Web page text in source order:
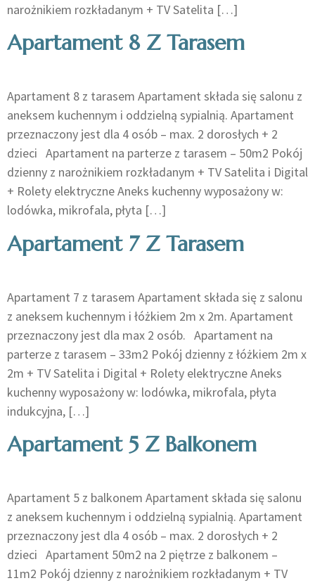
narożnikiem rozkładanym + TV Satelita […]
Apartament 8 Z Tarasem
Apartament 8 z tarasem Apartament składa się salonu z
aneksem kuchennym i oddzielną sypialnią. Apartament
przeznaczony jest dla 4 osób – max. 2 dorosłych + 2
dzieci Apartament na parterze z tarasem – 50m2 Pokój
dzienny z narożnikiem rozkładanym + TV Satelita i Digital
+ Rolety elektryczne Aneks kuchenny wyposażony w:
lodówka, mikrofala, płyta […]
Apartament 7 Z Tarasem
Apartament 7 z tarasem Apartament składa się z salonu
z aneksem kuchennym i łóżkiem 2m x 2m. Apartament
przeznaczony jest dla max 2 osób. Apartament na
parterze z tarasem – 33m2 Pokój dzienny z łóżkiem 2m x
2m + TV Satelita i Digital + Rolety elektryczne Aneks
kuchenny wyposażony w: lodówka, mikrofala, płyta
indukcyjna, […]
Apartament 5 Z Balkonem
Apartament 5 z balkonem Apartament składa się salonu
z aneksem kuchennym i oddzielną sypialnią. Apartament
przeznaczony jest dla 4 osób – max. 2 dorosłych + 2
dzieci Apartament 50m2 na 2 piętrze z balkonem –
11m2 Pokój dzienny z narożnikiem rozkładanym + TV